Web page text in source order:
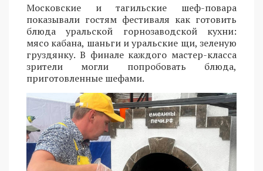
Московские и тагильские шеф-повара
показывали гостям фестиваля как готовить
блюда уральской горнозаводской кухни:
мясо кабана, шаньги и уральские щи, зеленую
груздянку. В финале каждого мастер-класса
зрители могли попробовать блюда,
приготовленные шефами.